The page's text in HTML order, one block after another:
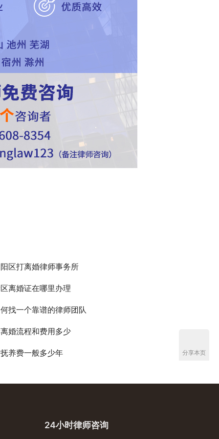
区打离婚律师事务所
离婚证在哪里办理
找一个靠谱的律师团队
婚流程和费用多少
养费一般多少年
24小时律师咨询
分享本页